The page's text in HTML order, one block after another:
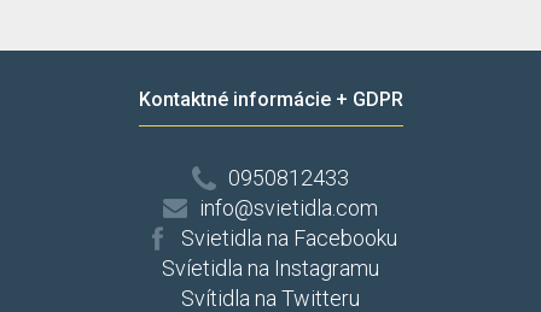
Kontaktné informácie + GDPR
0950812433
info@svietidla.com
Svietidla na Facebooku
Svíetidla na Instagramu
Svítidla na Twitteru